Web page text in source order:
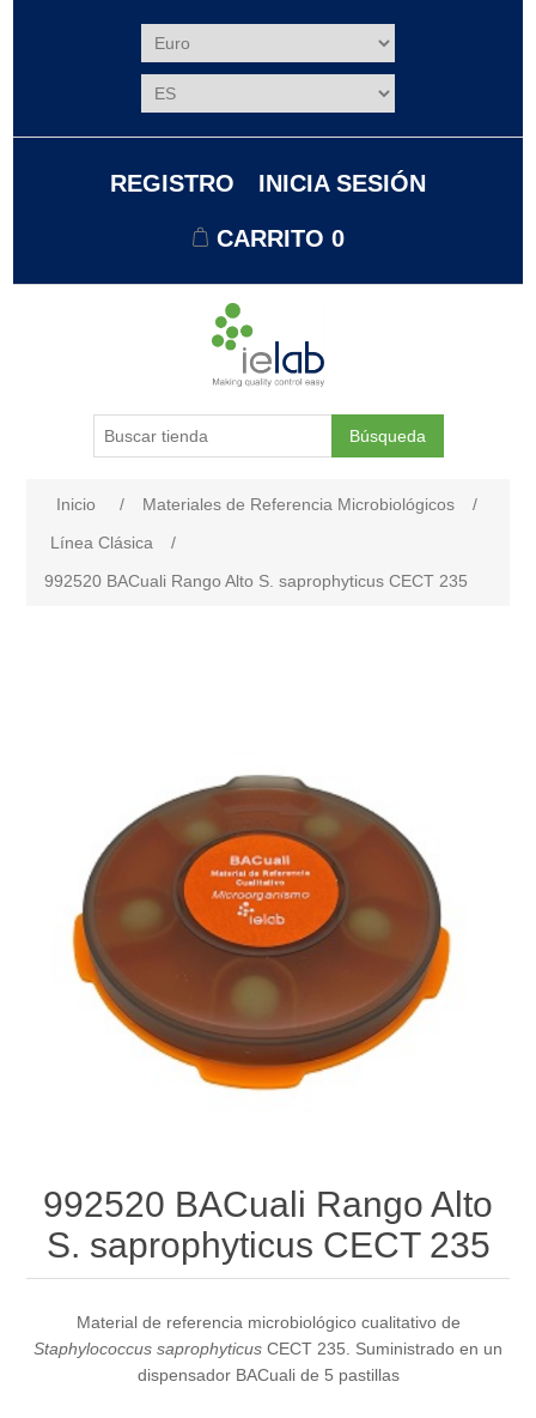
REGISTRO INICIA SESIÓN
CARRITO 0
Búsqueda
Inicio / Materiales de Referencia Microbiológicos
/
Línea Clásica
/
992520 BACuali Rango Alto S. saprophyticus CECT 235
992520 BACuali Rango Alto
S. saprophyticus CECT 235
Material de referencia microbiológico cualitativo de
Staphylococcus saprophyticus CECT 235. Suministrado en un
dispensador BACuali de 5 pastillas